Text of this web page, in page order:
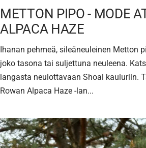
METTON PIPO - MODE
ALPACA HAZE
Ihanan pehmeä, sileäneuleinen Metton
joko tasona tai suljettuna neuleena.
langasta neulottavaan Shoal kauluriin.
Rowan Alpaca Haze -lan...